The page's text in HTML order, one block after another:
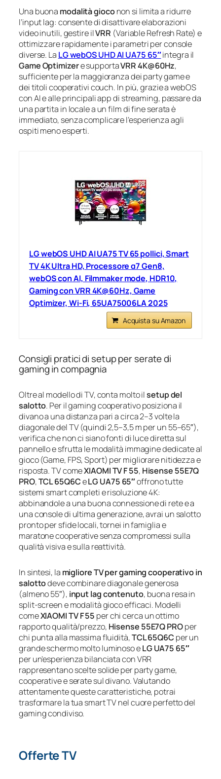
Una buona modalità gioconon si limita a ridurre
l’input lag: consente di disattivare elaborazioni
video inutili, gestire ilVRR (Variable Refresh Rate) e
ottimizzare rapidamente i parametri per console
diverse. La LG webOS UHD AI UA75 65″integra il
Game Optimizere supportaVRR 4K@60Hz,
sufficiente per la maggioranza dei party game e
dei titoli cooperativi couch. In più, grazie a webOS
con AI e alle principali app di streaming, passare da
una partita in locale a un film di fine serata è
immediato, senza complicare l’esperienza agli
ospiti meno esperti.
LG webOS UHD AI UA75 TV 65 pollici, Smart
TV 4K Ultra HD, Processore α7 Gen8,
webOS con AI, Filmmaker mode, HDR10,
Gaming con VRR 4K@60Hz, Game
Optimizer, Wi-Fi, 65UA75006LA 2025
Acquista su Amazon
Consigli pratici di setup per serate di
gaming in compagnia
Oltre al modello di TV, conta molto ilsetup del
salotto. Per il gaming cooperativo posiziona il
divano a una distanza pari a circa 2–3 volte la
diagonale del TV (quindi 2,5–3,5 m per un 55–65″),
verifica che non ci siano fonti di luce diretta sul
pannello e sfrutta le modalità immagine dedicate al
gioco (Game, FPS, Sport) per migliorare nitidezza e
risposta. TV comeXIAOMI TV F 55, Hisense 55E7Q
PRO,TCL 65Q6CeLG UA75 65″offrono tutte
sistemi smart completi e risoluzione 4K:
abbinandole a una buona connessione di rete e a
una console di ultima generazione, avrai un salotto
pronto per sfide locali, tornei in famiglia e
maratone cooperative senza compromessi sulla
qualità visiva e sulla reattività.
In sintesi, la migliore TV per gaming cooperativo in
salottodeve combinare diagonale generosa
(almeno 55″), input lag contenuto, buona resa in
split‑screen e modalità gioco efficaci. Modelli
comeXIAOMI TV F 55 per chi cerca un ottimo
rapporto qualità/prezzo, Hisense 55E7Q PROper
chi punta alla massima fluidità,TCL 65Q6C per un
grande schermo molto luminoso eLG UA75 65″
per un’esperienza bilanciata con VRR
rappresentano scelte solide per party game,
cooperative e serate sul divano. Valutando
attentamente queste caratteristiche, potrai
trasformare la tua smart TV nel cuore perfetto del
gaming condiviso.
Offerte TV